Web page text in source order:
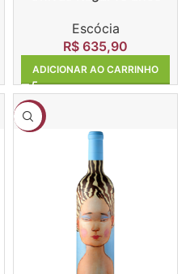
Escócia
R$ 635,90
ADICIONAR AO CARRINHO
-18%